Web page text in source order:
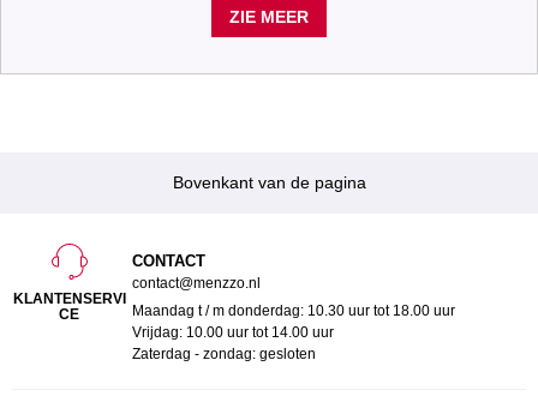
ZIE MEER
Bovenkant van de pagina
KLANTENSERVI
CE
CONTACT
contact@menzzo.nl
Maandag t / m donderdag: 10.30 uur tot 18.00 uur
Vrijdag: 10.00 uur tot 14.00 uur
Zaterdag - zondag: gesloten